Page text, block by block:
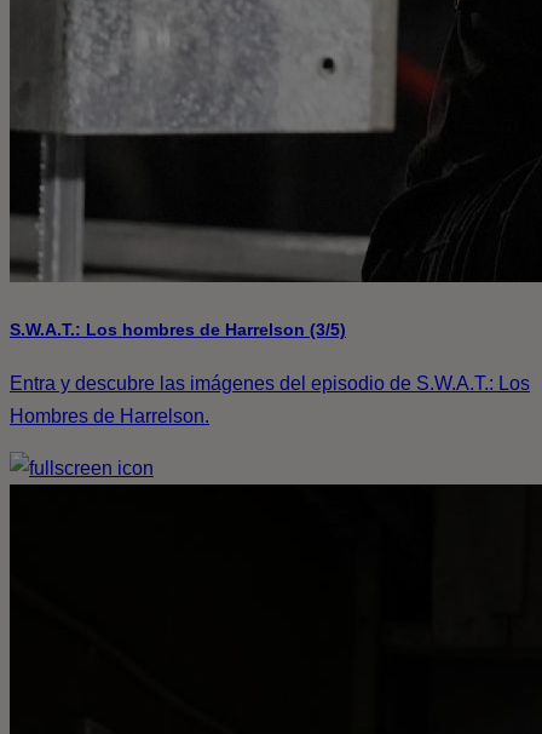
S.W.A.T.: Los hombres de Harrelson (3/5)
Entra y descubre las imágenes del episodio de S.W.A.T.: Los
Hombres de Harrelson.